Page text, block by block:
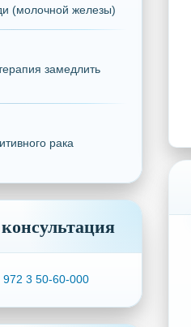
(молочной железы)
замедлить
рака
972 3 50-60-000